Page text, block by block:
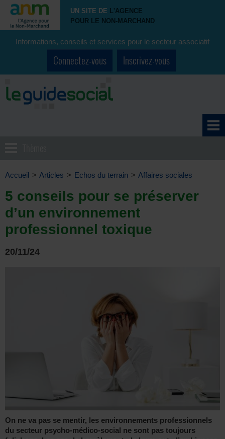
UN SITE DE L'AGENCE
POUR LE NON-MARCHAND
Informations, conseils et services pour le secteur associatif
Connectez-vous Inscrivez-vous
Accueil > Articles > Echos du terrain > Affaires sociales
5 conseils pour se préserver
d’un environnement
professionnel toxique
20/11/24
On ne va pas se mentir, les environnements professionnels
du secteur psycho-médico-social ne sont pas toujours